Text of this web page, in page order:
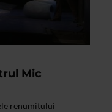
Mic
renumitului